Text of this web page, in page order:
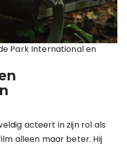
Park International en
acteert in zijn rol als
alleen maar beter. Hij